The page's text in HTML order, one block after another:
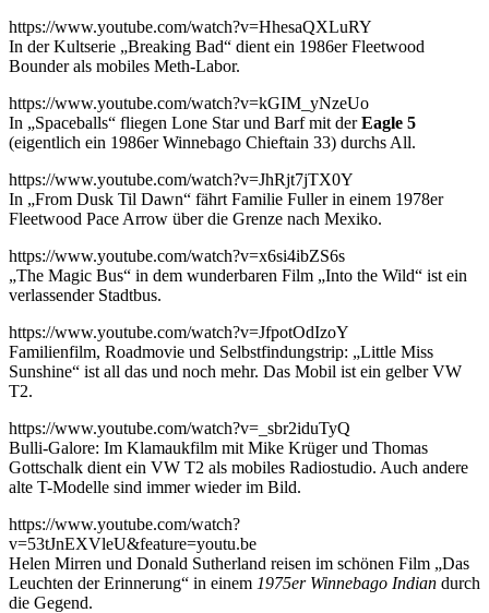
https://www.youtube.com/watch?v=HhesaQXLuRY
In der Kultserie „Breaking Bad“ dient ein 1986er Fleetwood
Bounder als mobiles Meth-Labor.
https://www.youtube.com/watch?v=kGIM_yNzeUo
In „Spaceballs“ fliegen Lone Star und Barf mit derEagle 5
(eigentlich ein 1986er Winnebago Chieftain 33) durchs All.
https://www.youtube.com/watch?v=JhRjt7jTX0Y
In „From Dusk Til Dawn“ fährt Familie Fuller in einem 1978er
Fleetwood Pace Arrow über die Grenze nach Mexiko.
https://www.youtube.com/watch?v=x6si4ibZS6s
„The Magic Bus“ in dem wunderbaren Film „Into the Wild“ ist ein
verlassender Stadtbus.
https://www.youtube.com/watch?v=JfpotOdIzoY
Familienfilm, Roadmovie und Selbstfindungstrip: „Little Miss
Sunshine“ ist all das und noch mehr. Das Mobil ist ein gelber VW
T2.
https://www.youtube.com/watch?v=_sbr2iduTyQ
Bulli-Galore: Im Klamaukfilm mit Mike Krüger und Thomas
Gottschalk dient ein VW T2 als mobiles Radiostudio. Auch andere
alte T-Modelle sind immer wieder im Bild.
https://www.youtube.com/watch?
v=53tJnEXVleU&feature=youtu.be
Helen Mirren und Donald Sutherland reisen im schönen Film „Das
Leuchten der Erinnerung“ in einem 1975er Winnebago Indian durch
die Gegend.